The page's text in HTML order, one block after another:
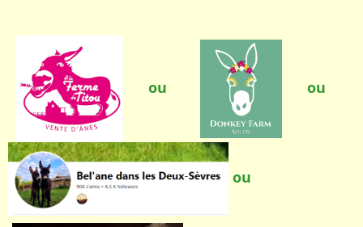
ou ou
ou